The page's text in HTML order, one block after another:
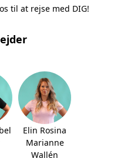
til at rejse med DIG!
Elin Rosina
Marianne
Wallén